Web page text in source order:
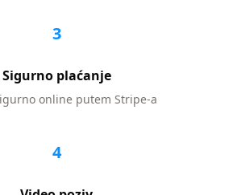
3
Sigurno plaćanje
online putem Stripe-a
4